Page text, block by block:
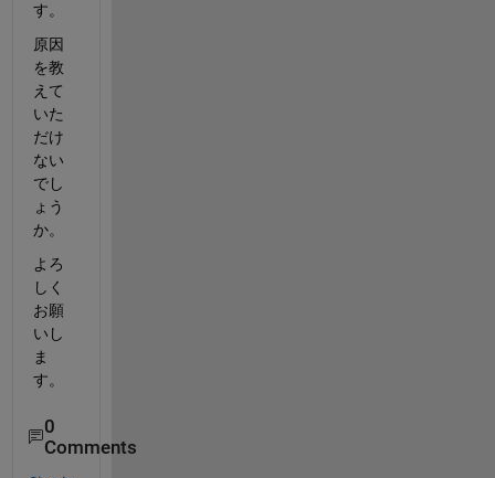
す。
原因
を教
えて
いた
だけ
ない
でし
ょう
か。
よろ
しく
お願
いし
ま
す。
0
Comments